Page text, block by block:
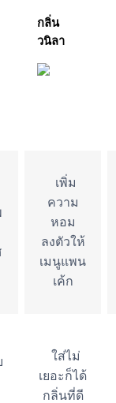
กลิ่น
วนิลา
เพิ่ม
ความ
หอม
ลงตัวให้
เมนูแพน
เค้ก
ใส่ไม่
เยอะก็ได้
กลิ่นที่ดี